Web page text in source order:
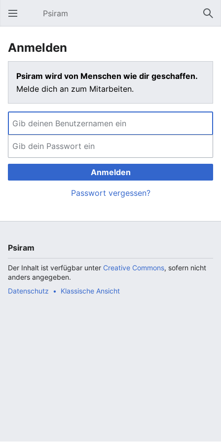
Hauptmenü öffnen Psiram
Anmelden
Psiram wird von Menschen wie dir geschaffen.
Melde dich an zum Mitarbeiten.
Anmelden
Passwort vergessen?
Psiram
Der Inhalt ist verfügbar unter Creative Commons, sofern nicht
anders angegeben.
Datenschutz
Klassische Ansicht